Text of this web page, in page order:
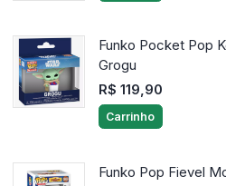
Funko Pocket Pop
Grogu
R$ 119,90
Carrinho
Funko Pop Fievel